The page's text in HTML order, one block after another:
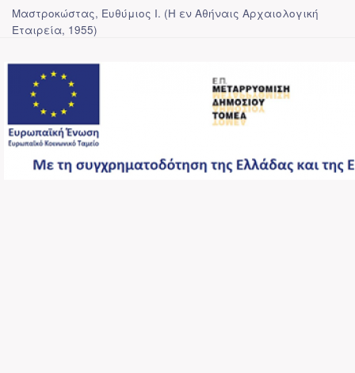
Μαστροκώστας, Ευθύμιος Ι. (Η εν Αθήναις Αρχαιολογική
Εταιρεία, 1955)